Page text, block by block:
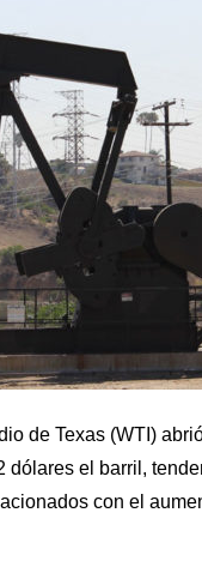
de Texas (WTI)
dólares el barril,
con el